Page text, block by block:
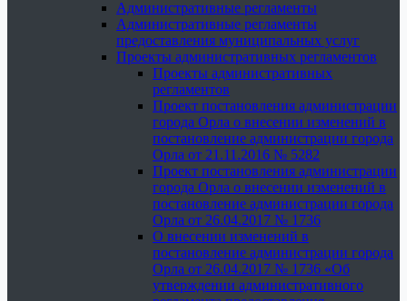
Административные регламенты
Административные регламенты
предоставления муниципальных услуг
Проекты административных регламентов
Проекты административных
регламентов
Проект постановления администрации
города Орла о внесении изменений в
постановление администрации города
Орла от 21.11.2016 № 5282
Проект постановления администрации
города Орла о внесении изменений в
постановление администрации города
Орла от 26.04.2017 № 1736
О внесении изменений в
постановление администрации города
Орла от 26.04.2017 № 1736 «Об
утверждении административного